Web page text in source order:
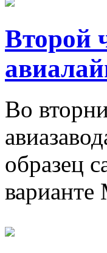
Второй
Во
образец